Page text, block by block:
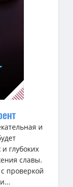
и
глубоких
славы.
проверкой